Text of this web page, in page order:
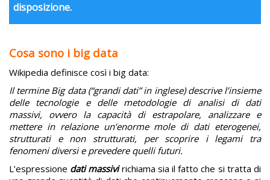
disposizione.
Cosa sono i big data
Wikipedia definisce così i big data:
Il termine Big data (“grandi dati” in inglese) descrive l’insieme
delle tecnologie e delle metodologie di analisi di dati
massivi, ovvero la capacità di estrapolare, analizzare e
mettere in relazione un’enorme mole di dati eterogenei,
strutturati e non strutturati, per scoprire i legami tra
fenomeni diversi e prevedere quelli futuri.
L’espressione dati massivirichiama sia il fatto che si tratta di